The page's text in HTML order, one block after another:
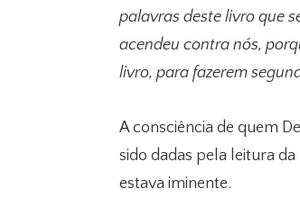
palavras deste livro que
acendeu contra nós,
livro, para fazerem
A consciência de quem
sido dadas pela leitura
estava iminente.